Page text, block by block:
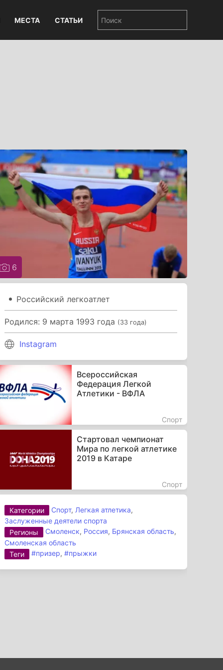
МЕСТА СТАТЬИ
6
Российский легкоатлет
Родился: 9 марта 1993 года (33 года)
Instagram
Все­рос­сийс­кая
Федерация Легкой
Атлетики - ВФЛА
Спорт
Стартовал чемпионат
Мира по легкой атлетике
2019 в Катаре
Спорт
Категории Спорт, Легкая атлетика,
Заслуженные деятели спорта
Регионы
Смоленск, Россия, Брянская область,
Смоленская область
Теги
#призер,#прыжки